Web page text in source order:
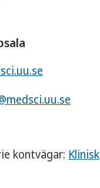
kontvägar: Klinisk